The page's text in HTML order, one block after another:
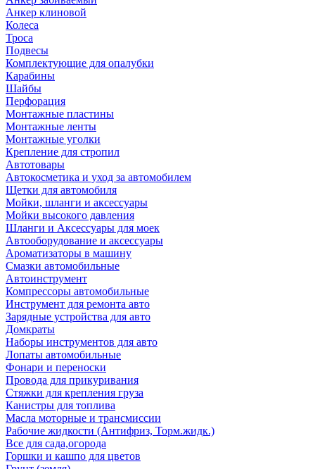
Анкер клиновой
Колеса
Троса
Подвесы
Комплектующие для опалубки
Карабины
Шайбы
Перфорация
Монтажные пластины
Монтажные ленты
Монтажные уголки
Крепление для стропил
Автотовары
Автокосметика и уход за автомобилем
Щетки для автомобиля
Мойки, шланги и аксессуары
Мойки высокого давления
Шланги и Аксессуары для моек
Автооборудование и аксессуары
Ароматизаторы в машину
Смазки автомобильные
Автоинструмент
Компрессоры автомобильные
Инструмент для ремонта авто
Зарядные устройства для авто
Домкраты
Наборы инструментов для авто
Лопаты автомобильные
Фонари и переноски
Провода для прикуривания
Стяжки для крепления груза
Канистры для топлива
Масла моторные и трансмиссии
Рабочие жидкости (Антифриз, Торм.жидк.)
Все для сада,огорода
Горшки и кашпо для цветов